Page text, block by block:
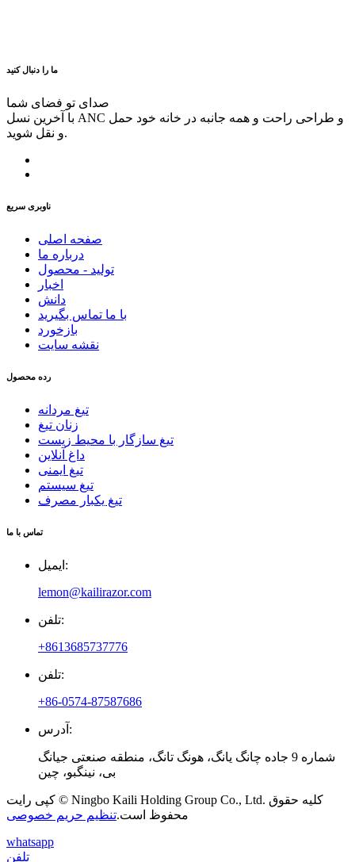
ما را دنبال کنید
صدای تو فضای شما
با آخرین نسل ANC و طراحی راحت و همه جانبه در خانه خود حمل
و نقل شوید.
ناوبری سریع
صفحه اصلی
درباره ما
تولید - محصول
اخبار
دانش
با ما تماس بگیرید
بازخورد
نقشه سایت
رده محصول
تیغ مردانه
زنان تیغ
تیغ سازگار با محیط زیست
داغ آنلاین
تیغ ایمنی
تیغ سیستم
تیغ یکبار مصرف
تماس با ما
ایمیل:
lemon@kailirazor.com
تلفن:
+8613685737776
تلفن:
+86-0574-87587686
آدرس:
شماره 9 جاده چانگ یانگ، هونگ تانگ، منطقه صنعتی جیانگ
بی، نینگبو، چین
کپی رایت © Ningbo Kaili Holding Group Co., Ltd. کلیه حقوق
محفوظ است.تنظیم حریم خصوصی
whatsapp
تلفن